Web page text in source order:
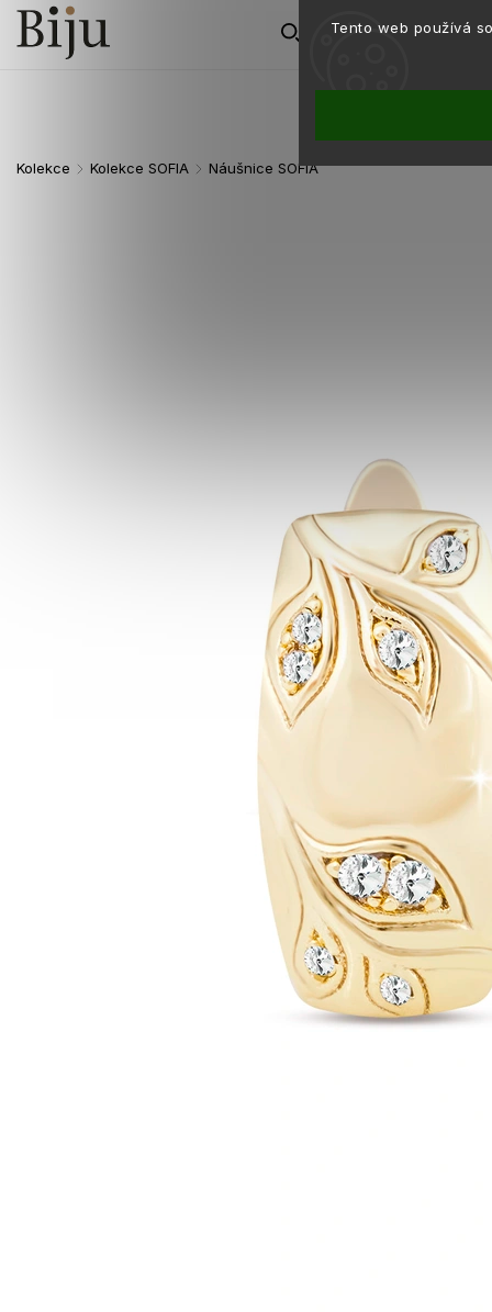
Tento web používá
Kolekce / Kolekce SOFIA / Náušnice SOFIA